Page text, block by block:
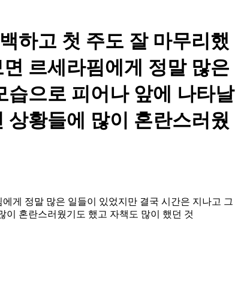
하고 첫 주도 잘 마무리했
르세라핌에게 정말 많은
습으로 피어나 앞에 나타날
황들에 많이 혼란스러웠
게 정말 많은 일들이 있었지만 결국 시간은 지나고 그
혼란스러웠기도 했고 자책도 많이 했던 것